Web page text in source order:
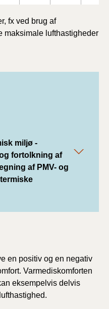
fx ved brug af
lufthastigheder
miljø -
fortolkning af
af PMV- og
en positiv og en negativ
Varmediskomforten
eksempelvis delvis